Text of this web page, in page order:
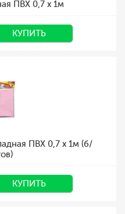
ПВХ 0,7 х 1м
КУПИТЬ
ПВХ 0,7 х 1м (б/
КУПИТЬ